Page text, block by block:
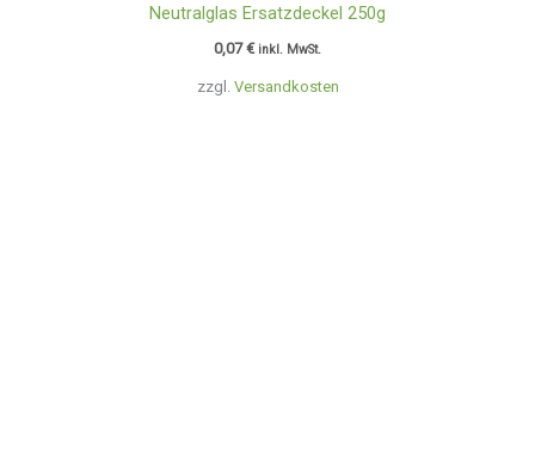
zzgl. Versandkosten
Neutralglas Ersatzdeckel 250g
0,07€ inkl. MwSt.